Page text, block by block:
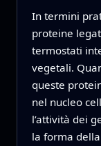
In termini
proteine
termostati
vegetali.
queste
nel nucleo
l’attività dei
la forma